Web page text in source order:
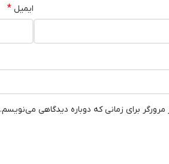
ایمیل*
برای زمانی که دوباره دیدگاهی می‌نویسم.